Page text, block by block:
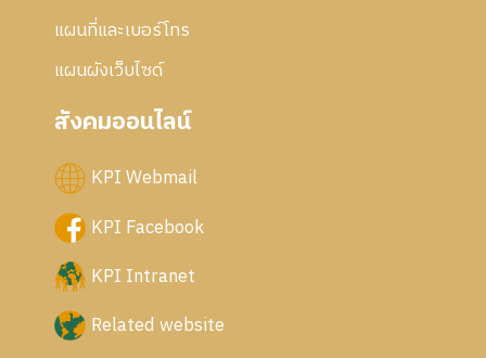
แผนที่และเบอร์โทร
แผนผังเว็บไซด์
สังคมออนไลน์
KPI Webmail
KPI Facebook
KPI Intranet
Related website